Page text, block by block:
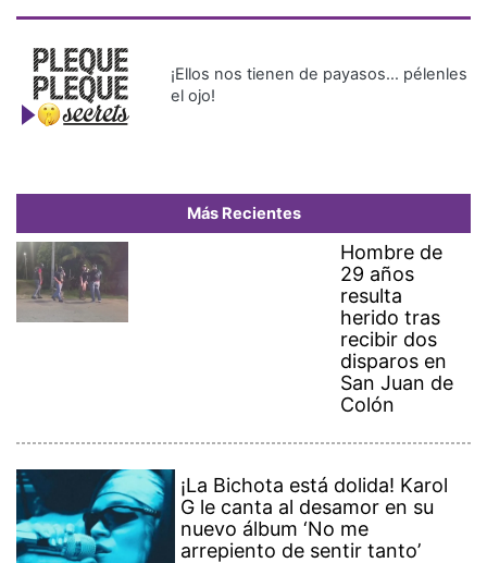
¡Ellos nos tienen de payasos… pélenles
el ojo!
Más Recientes
Hombre de
29 años
resulta
herido tras
recibir dos
disparos en
San Juan de
Colón
¡La Bichota está dolida! Karol
G le canta al desamor en su
nuevo álbum ‘No me
arrepiento de sentir tanto’